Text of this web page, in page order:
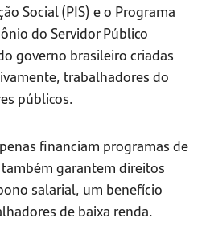
Social (PIS) e o Programa
do Servidor Público
governo brasileiro criadas
trabalhadores do
públicos.
financiam programas de
garantem direitos
salarial, um benefício
de baixa renda.